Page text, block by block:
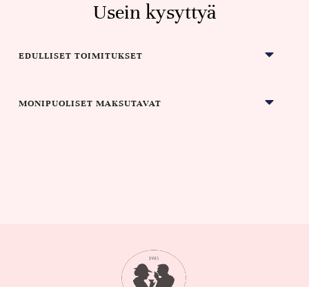
Usein kysyttyä
EDULLISET TOIMITUKSET
MONIPUOLISET MAKSUTAVAT